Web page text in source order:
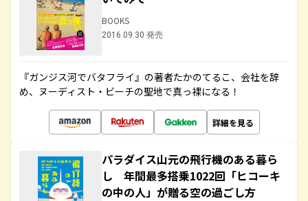
BOOKS
2016.09.30 発売
『ガンジス河でバタフライ』の著者たかのてるこ、会社を辞
め、ヌーディスト・ビーチの聖地で真っ裸になる！
詳細を見る
パラダイス山元の飛行機のある暮ら
し 年間最多搭乗1022回「ヒコーキ
の中の人」が贈る空の過ごし方